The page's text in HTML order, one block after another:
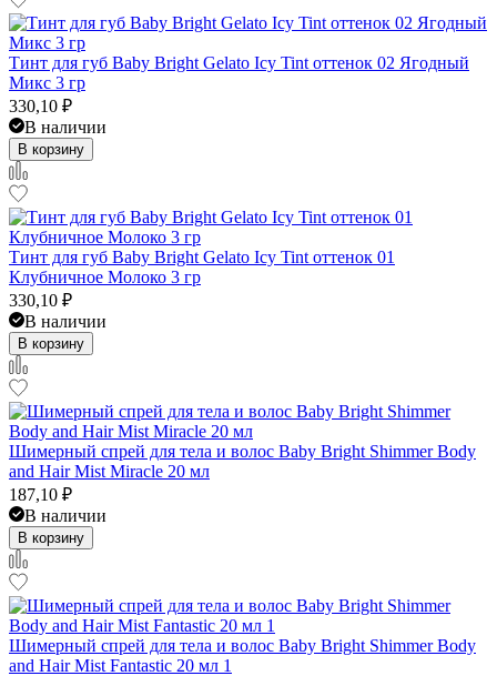
Тинт для губ Baby Bright Gelato Icy Tint оттенок 02 Ягодный
Микс 3 гр
330,10 ₽
В наличии
В корзину
Тинт для губ Baby Bright Gelato Icy Tint оттенок 01
Клубничное Молоко 3 гр
330,10 ₽
В наличии
В корзину
Шимерный спрей для тела и волос Baby Bright Shimmer Body
and Hair Mist Miracle 20 мл
187,10 ₽
В наличии
В корзину
Шимерный спрей для тела и волос Baby Bright Shimmer Body
and Hair Mist Fantastic 20 мл 1